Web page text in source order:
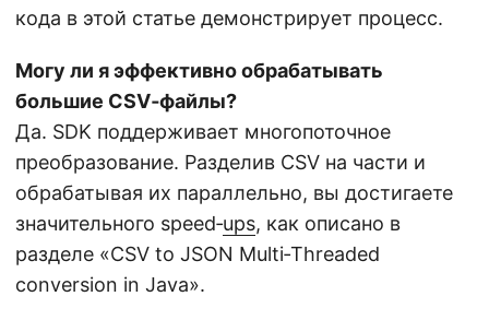
кода в этой статье демонстрирует процесс.
Могу ли я эффективно обрабатывать
большие CSV‑файлы?
Да. SDK поддерживает многопоточное
преобразование. Разделив CSV на части и
обрабатывая их параллельно, вы достигаете
значительного speed‑ups, как описано в
разделе «CSV to JSON Multi‑Threaded
conversion in Java».